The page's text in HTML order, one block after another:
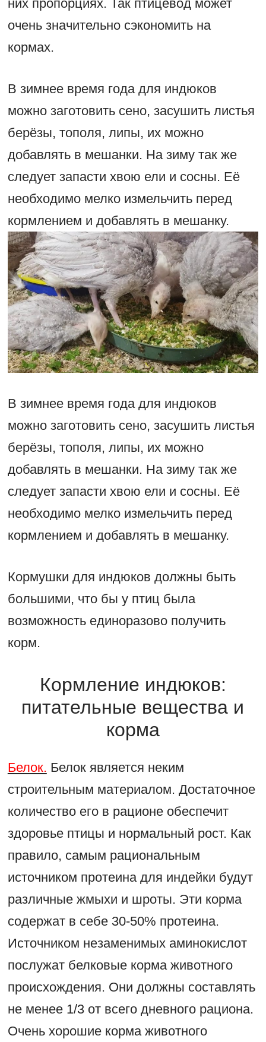
них пропорциях. Так птицевод может
очень значительно сэкономить на
кормах.
В зимнее время года для индюков
можно заготовить сено, засушить листья
берёзы, тополя, липы, их можно
добавлять в мешанки. На зиму так же
следует запасти хвою ели и сосны. Её
необходимо мелко измельчить перед
кормлением и добавлять в мешанку.
В зимнее время года для индюков
можно заготовить сено, засушить листья
берёзы, тополя, липы, их можно
добавлять в мешанки. На зиму так же
следует запасти хвою ели и сосны. Её
необходимо мелко измельчить перед
кормлением и добавлять в мешанку.
Кормушки для индюков должны быть
большими, что бы у птиц была
возможность единоразово получить
корм.
Кормление индюков:
питательные вещества и
корма
Белок. Белок является неким
строительным материалом. Достаточное
количество его в рационе обеспечит
здоровье птицы и нормальный рост. Как
правило, самым рациональным
источником протеина для индейки будут
различные жмыхи и шроты. Эти корма
содержат в себе 30-50% протеина.
Источником незаменимых аминокислот
послужат белковые корма животного
происхождения. Они должны составлять
не менее 1/3 от всего дневного рациона.
Очень хорошие корма животного